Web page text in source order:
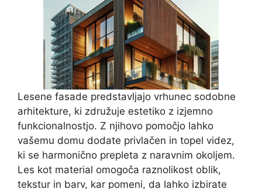
Lesene fasade predstavljajo vrhunec sodobne
arhitekture, ki združuje estetiko z izjemno
funkcionalnostjo. Z njihovo pomočjo lahko
vašemu domu dodate privlačen in topel videz,
ki se harmonično prepleta z naravnim okoljem.
Les kot material omogoča raznolikost oblik,
tekstur in barv, kar pomeni, da lahko izbirate